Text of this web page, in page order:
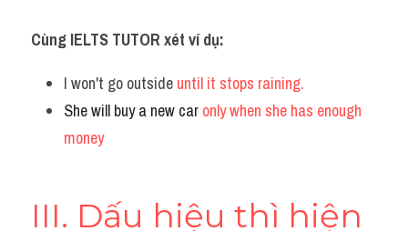
Cùng IELTS TUTOR xét ví dụ:
I won't go outside until it stops raining.
She will buy a new car only when she has enough
money
III. Dấu hiệu thì hiện